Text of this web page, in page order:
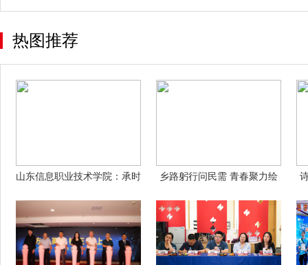
热图推荐
山东信息职业技术学院：承时
乡路躬行问民需 青春聚力绘